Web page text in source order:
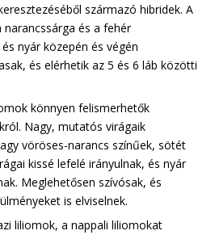
származó hibridek. A
és a fehér
nyár közepén és végén
és elérhetik az 5 és 6 láb közötti
könnyen felismerhetők
Nagy, mutatós virágaik
vöröses-narancs színűek, sötét
kissé lefelé irányulnak, és nyár
Meglehetősen szívósak, és
is elviselnek.
liliomok, a nappali liliomokat